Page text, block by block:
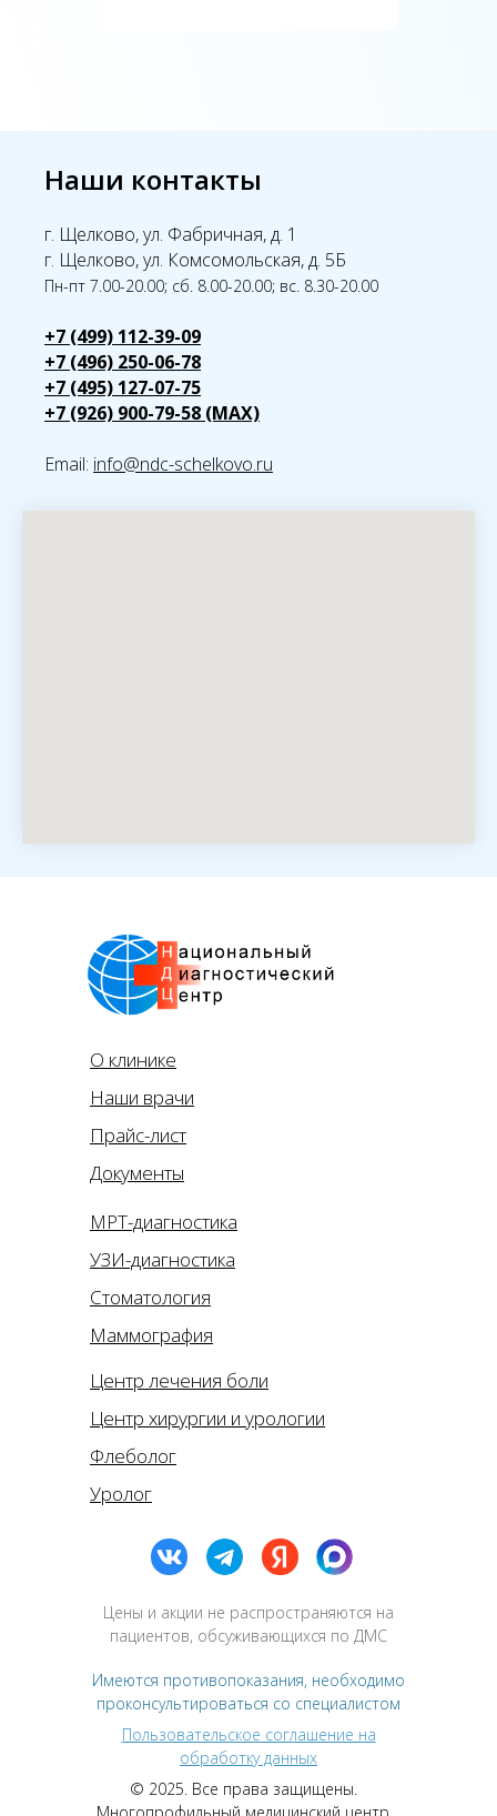
Наши контакты
г. Щелково, ул. Фабричная, д. 1
г. Щелково, ул. Комсомольская, д. 5Б
Пн-пт 7.00-20.00; сб. 8.00-20.00; вс. 8.30-20.00
+7 (499) 112-39-09
+7 (496) 250-06-78
+7 (495) 127-07-75
+7 (926) 900-79-58 (MAX)
Email: info@ndc-schelkovo.ru
О клинике
Наши врачи
Прайс-лист
Документы
МРТ-диагностика
УЗИ-диагностика
Стоматология
Маммография
Центр лечения боли
Центр хирургии и урологии
Флеболог
Уролог
Цены и акции не распространяются на
пациентов, обсуживающихся по ДМС
Имеются противопоказания, необходимо
проконсультироваться со специалистом
Пользовательское соглашение на
обработку данных
© 2025. Все права защищены.